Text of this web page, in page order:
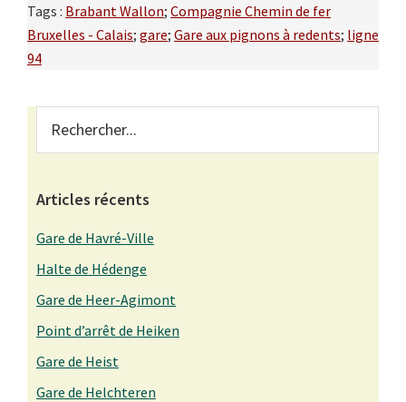
Tags : Brabant Wallon; Compagnie Chemin de fer
Bruxelles - Calais; gare; Gare aux pignons à redents; ligne
94
Primary
Sidebar
Articles récents
Gare de Havré-Ville
Halte de Hédenge
Gare de Heer-Agimont
Point d’arrêt de Heiken
Gare de Heist
Gare de Helchteren